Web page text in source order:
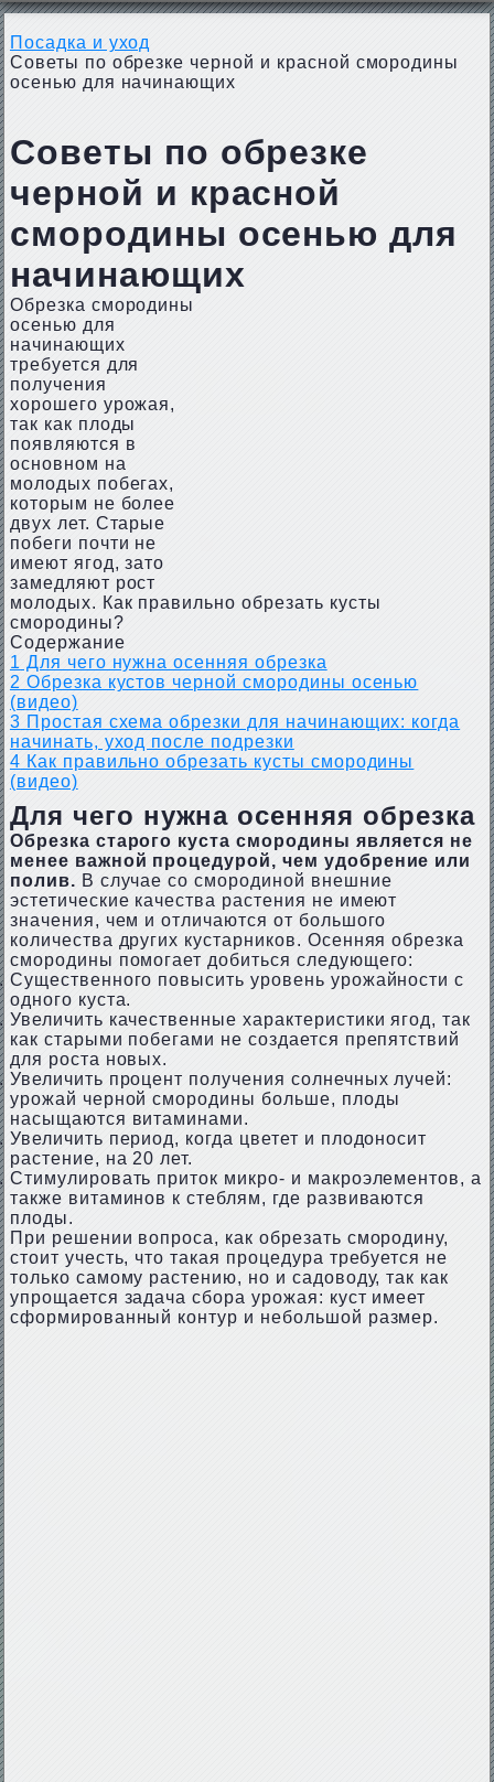
Посадка и уход
Советы по обрезке черной и красной смородины
осенью для начинающих
Советы по обрезке
черной и красной
смородины осенью для
начинающих
Обрезка смородины
осенью для
начинающих
требуется для
получения
хорошего урожая,
так как плоды
появляются в
основном на
молодых побегах,
которым не более
двух лет. Старые
побеги почти не
имеют ягод, зато
замедляют рост
молодых. Как правильно обрезать кусты
смородины?
Содержание
1 Для чего нужна осенняя обрезка
2 Обрезка кустов черной смородины осенью
(видео)
3 Простая схема обрезки для начинающих: когда
начинать, уход после подрезки
4 Как правильно обрезать кусты смородины
(видео)
Для чего нужна осенняя обрезка
Обрезка старого куста смородины является не
менее важной процедурой, чем удобрение или
полив. В случае со смородиной внешние
эстетические качества растения не имеют
значения, чем и отличаются от большого
количества других кустарников. Осенняя обрезка
смородины помогает добиться следующего:
Существенного повысить уровень урожайности с
одного куста.
Увеличить качественные характеристики ягод, так
как старыми побегами не создается препятствий
для роста новых.
Увеличить процент получения солнечных лучей:
урожай черной смородины больше, плоды
насыщаются витаминами.
Увеличить период, когда цветет и плодоносит
растение, на 20 лет.
Стимулировать приток микро- и макроэлементов, а
также витаминов к стеблям, где развиваются
плоды.
При решении вопроса, как обрезать смородину,
стоит учесть, что такая процедура требуется не
только самому растению, но и садоводу, так как
упрощается задача сбора урожая: куст имеет
сформированный контур и небольшой размер.